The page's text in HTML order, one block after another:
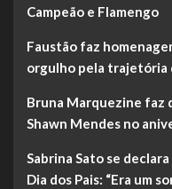
Campeão e Flamengo
Faustão faz
orgulho pela trajetória
Bruna Marquezine faz
Shawn Mendes no
Sabrina Sato se
Dia dos Pais: “Era um